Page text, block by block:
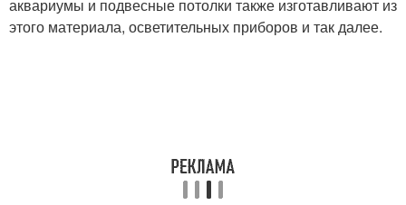
аквариумы и подвесные потолки также изготавливают из
этого материала, осветительных приборов и так далее.